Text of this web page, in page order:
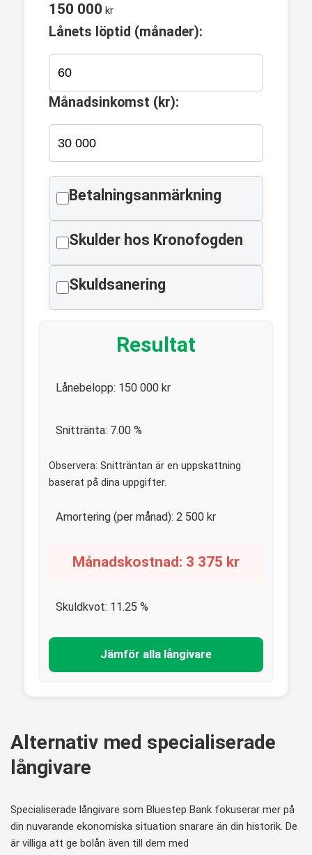
150 000 kr
Lånets löptid (månader):
Månadsinkomst (kr):
Betalningsanmärkning
Skulder hos Kronofogden
Skuldsanering
Resultat
Lånebelopp: 150 000 kr
Snittränta: 7.00 %
Observera: Snitträntan är en uppskattning
baserat på dina uppgifter.
Amortering (per månad): 2 500 kr
Månadskostnad: 3 375 kr
Skuldkvot: 11.25 %
Jämför alla långivare
Alternativ med specialiserade
långivare
Specialiserade långivare som Bluestep Bank fokuserar mer på
din nuvarande ekonomiska situation snarare än din historik. De
är villiga att ge bolån även till dem med